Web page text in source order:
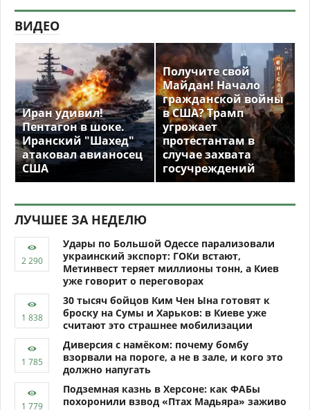
ВИДЕО
Иран удивил!
Пентагон в шоке.
Иранский "Шахед"
атаковал авианосец
США
Получите свой
Майдан! Начало
гражданской войны
в США? Трамп
угрожает
протестантам в
случае захвата
госучреждений
ЛУЧШЕЕ ЗА НЕДЕЛЮ
Удары по Большой Одессе парализовали
украинский экспорт: ГОКи встают,
Метинвест теряет миллионы тонн, а Киев
уже говорит о переговорах
30 тысяч бойцов Ким Чен Ына готовят к
броску на Сумы и Харьков: в Киеве уже
считают это страшнее мобилизации
Диверсия с намёком: почему бомбу
взорвали на пороге, а не в зале, и кого это
должно напугать
Подземная казнь в Херсоне: как ФАБы
похоронили взвод «Птах Мадьяра» заживо